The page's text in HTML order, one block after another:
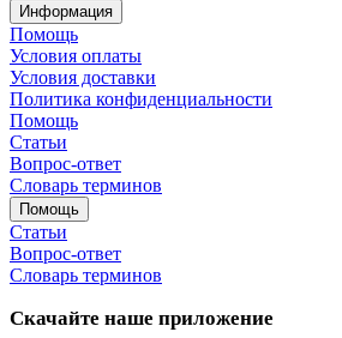
Информация
Помощь
Условия оплаты
Условия доставки
Политика конфиденциальности
Помощь
Статьи
Вопрос-ответ
Словарь терминов
Помощь
Статьи
Вопрос-ответ
Словарь терминов
Скачайте наше приложение